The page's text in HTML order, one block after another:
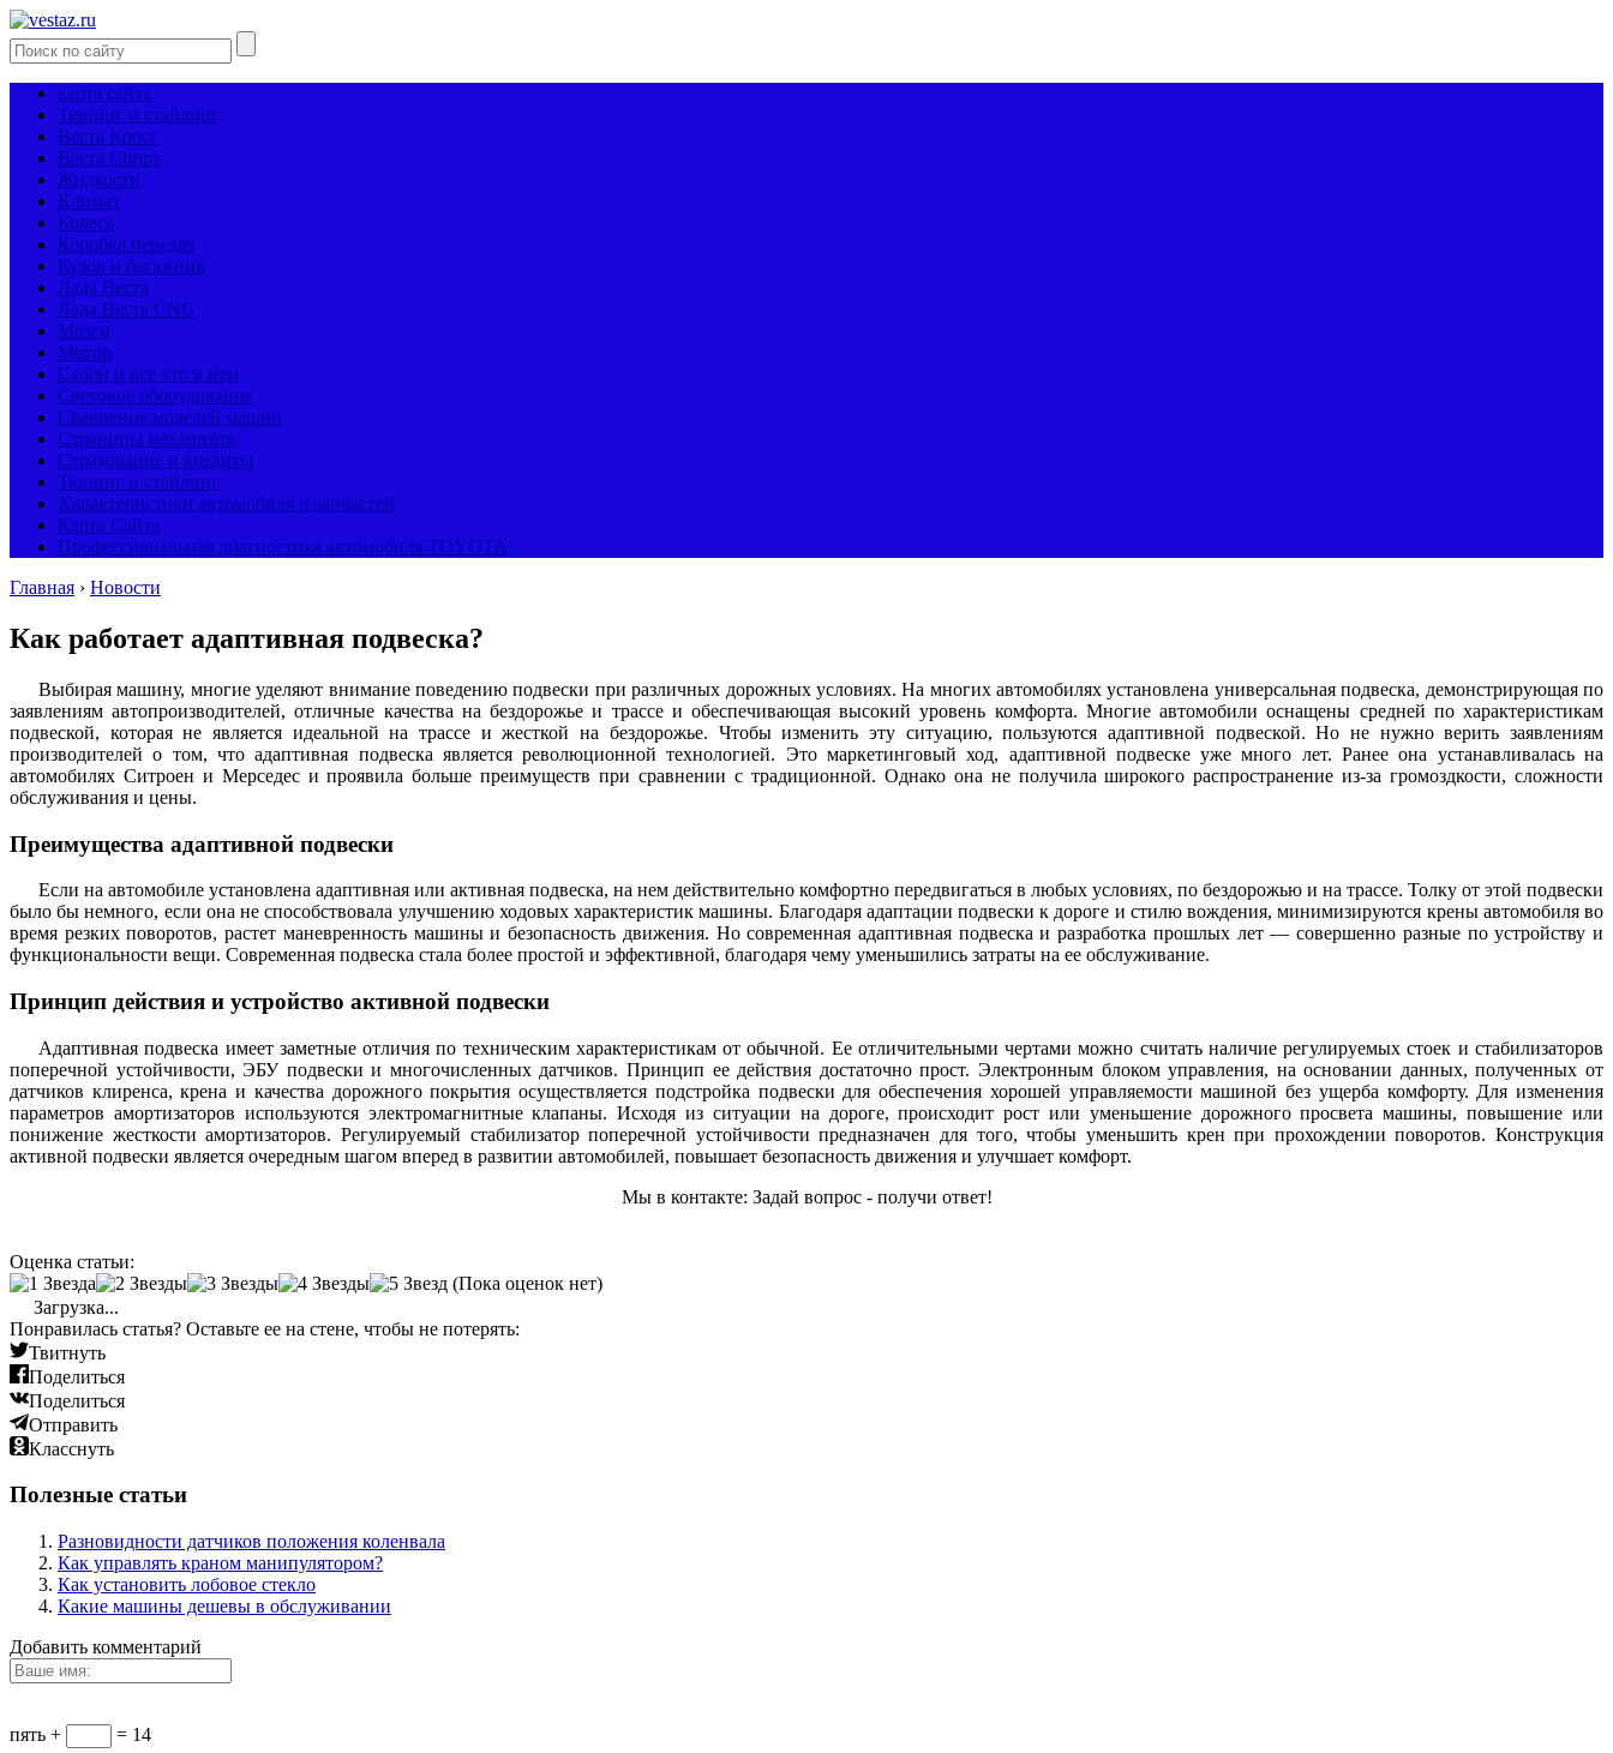
карта сайта
Тюнинг и стайлинг
Веста Кросс
Веста Спорт
Жидкости
Климат
Колеса
Коробка передач
Кузов и багажник
Лада Веста
Лада Веста CNG
Мозги
Мотор
Салон и все что в нем
Световое оборудование
Сравнение моделей машин
Страницы механиков
Страхование и кредиты
Тюнинг и стайлинг
Характеристики автомобиля и запчастей
Карта Сайта
Профессиональная диагностика автомобиля TOYOTA
Главная › Новости
Как работает адаптивная подвеска?
Выбирая машину, многие уделяют внимание поведению подвески при различных дорожных условиях. На многих автомобилях установлена универсальная подвеска, демонстрирующая по
заявлениям автопроизводителей, отличные качества на бездорожье и трассе и обеспечивающая высокий уровень комфорта. Многие автомобили оснащены средней по характеристикам
подвеской, которая не является идеальной на трассе и жесткой на бездорожье. Чтобы изменить эту ситуацию, пользуются адаптивной подвеской. Но не нужно верить заявлениям
производителей о том, что адаптивная подвеска является революционной технологией. Это маркетинговый ход, адаптивной подвеске уже много лет. Ранее она устанавливалась на
автомобилях Ситроен и Мерседес и проявила больше преимуществ при сравнении с традиционной. Однако она не получила широкого распространение из-за громоздкости, сложности
обслуживания и цены.
Преимущества адаптивной подвески
Если на автомобиле установлена адаптивная или активная подвеска, на нем действительно комфортно передвигаться в любых условиях, по бездорожью и на трассе. Толку от этой подвески
было бы немного, если она не способствовала улучшению ходовых характеристик машины. Благодаря адаптации подвески к дороге и стилю вождения, минимизируются крены автомобиля во
время резких поворотов, растет маневренность машины и безопасность движения. Но современная адаптивная подвеска и разработка прошлых лет — совершенно разные по устройству и
функциональности вещи. Современная подвеска стала более простой и эффективной, благодаря чему уменьшились затраты на ее обслуживание.
Принцип действия и устройство активной подвески
Адаптивная подвеска имеет заметные отличия по техническим характеристикам от обычной. Ее отличительными чертами можно считать наличие регулируемых стоек и стабилизаторов
поперечной устойчивости, ЭБУ подвески и многочисленных датчиков. Принцип ее действия достаточно прост. Электронным блоком управления, на основании данных, полученных от
датчиков клиренса, крена и качества дорожного покрытия осуществляется подстройка подвески для обеспечения хорошей управляемости машиной без ущерба комфорту. Для изменения
параметров амортизаторов используются электромагнитные клапаны. Исходя из ситуации на дороге, происходит рост или уменьшение дорожного просвета машины, повышение или
понижение жесткости амортизаторов. Регулируемый стабилизатор поперечной устойчивости предназначен для того, чтобы уменьшить крен при прохождении поворотов. Конструкция
активной подвески является очередным шагом вперед в развитии автомобилей, повышает безопасность движения и улучшает комфорт.
Мы в контакте: Задай вопрос - получи ответ!
Оценка статьи:
(Пока оценок нет)
Загрузка...
Понравилась статья? Оставьте ее на стене, чтобы не потерять:
Твитнуть
Поделиться
Поделиться
Отправить
Класснуть
Полезные статьи
Разновидности датчиков положения коленвала
Как управлять краном манипулятором?
Как установить лобовое стекло
Какие машины дешевы в обслуживании
Добавить комментарий
пять + = 14